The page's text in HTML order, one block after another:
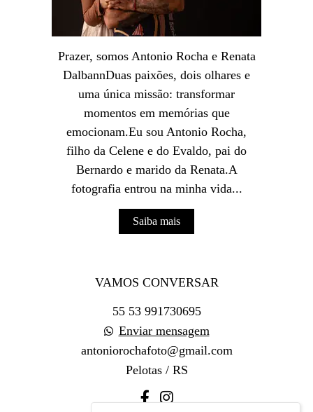
Prazer, somos Antonio Rocha e Renata
DalbannDuas paixões, dois olhares e
uma única missão: transformar
momentos em memórias que
emocionam.Eu sou Antonio Rocha,
filho da Celene e do Evaldo, pai do
Bernardo e marido da Renata.A
fotografia entrou na minha vida...
Saiba mais
VAMOS CONVERSAR
55 53 991730695
Enviar mensagem
antoniorochafoto@gmail.com
Pelotas / RS